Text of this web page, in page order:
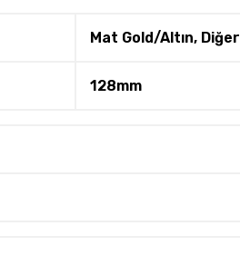
Mat Gold/Altın, Diğer
128mm